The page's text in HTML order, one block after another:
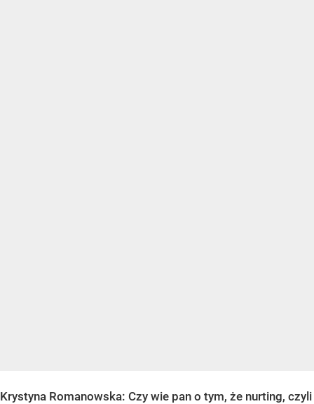
Krystyna Romanowska: Czy wie pan o tym, że nurting, czyli